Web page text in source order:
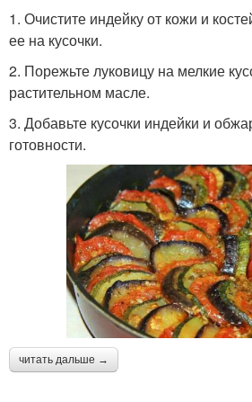
1. Очистите индейку от кожи и
ее на кусочки.
2. Порежьте луковицу на мелкие
растительном масле.
3. Добавьте кусочки индейки и
готовности.
читать дальше →